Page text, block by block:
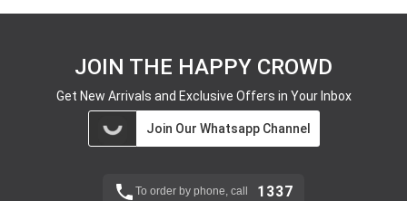
JOIN THE HAPPY CROWD
Get New Arrivals and Exclusive Offers in Your Inbox
Join Our Whatsapp Channel
To order by phone, call 1337